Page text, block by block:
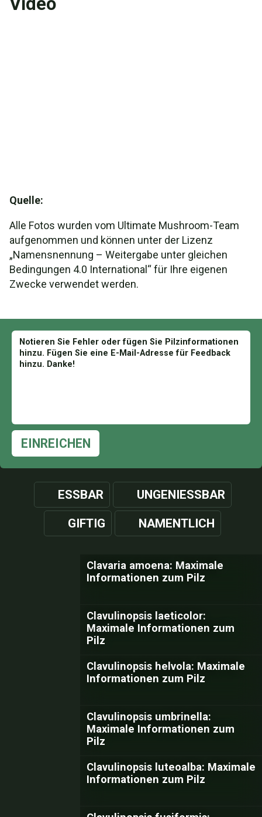
Quelle:
Alle Fotos wurden vom Ultimate Mushroom-Team
aufgenommen und können unter der Lizenz
„Namensnennung – Weitergabe unter gleichen
Bedingungen 4.0 International“ für Ihre eigenen
Zwecke verwendet werden.
EINREICHEN
ESSBAR UNGENIESSBAR
GIFTIG NAMENTLICH
Clavaria amoena: Maximale
Informationen zum Pilz
Clavulinopsis laeticolor:
Maximale Informationen zum
Pilz
Clavulinopsis helvola: Maximale
Informationen zum Pilz
Clavulinopsis umbrinella:
Maximale Informationen zum
Pilz
Clavulinopsis luteoalba: Maximale
Informationen zum Pilz